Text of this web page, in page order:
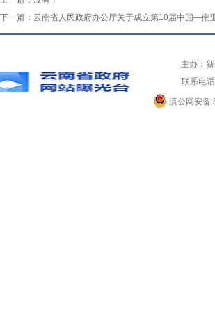
下一篇： 云南省人民政府办公厅关于成立第10届中国—南
主办：
联系电
滇公网安备